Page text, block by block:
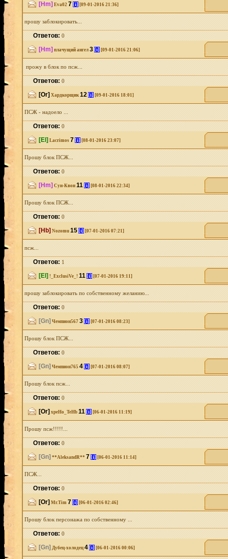
[Hm] Eva02 7 [i] [09-01-2016 21:36]
прошу заблокировать...
Ответов:0
[Hm] плачущий ангел 3 [i] [09-01-2016 21:06]
прожу в блок по псж...
Ответов:0
[Or] Хардкорщик 12 [i] [09-01-2016 18:01]
ПСЖ - надоело ...
Ответов:0
[El] Lacrimos 7 [i] [08-01-2016 23:07]
Прошу блок ПСЖ...
Ответов:0
[Hm] Сун-Квон 11 [i] [08-01-2016 22:34]
Прошу блок ПСЖ...
Ответов:0
[Hb] Nozomu 15 [i] [07-01-2016 07:21]
псж...
Ответов:1
[El] !_ExclusiVe_! 11 [i] [07-01-2016 19:11]
прошу заблокировать по собственному желанию...
Ответов:0
[Gn] Чемпион567 3 [i] [07-01-2016 08:23]
Прошу блок ПСЖ...
Ответов:0
[Gn] Чемпион765 4 [i] [07-01-2016 08:07]
Прошу блок псж...
Ответов:0
[Or] xpeHo_TeHb 11 [i] [06-01-2016 11:19]
Прошу псж!!!!!...
Ответов:0
[Gn] **AleksandR** 7 [i] [06-01-2016 11:14]
ПСЖ...
Ответов:0
[Or] Mr.Tim 7 [i] [06-01-2016 02:46]
Прошу блок персонажа по собственному ...
Ответов:0
[Gn] Дубец-холодец 4 [i] [06-01-2016 00:06]